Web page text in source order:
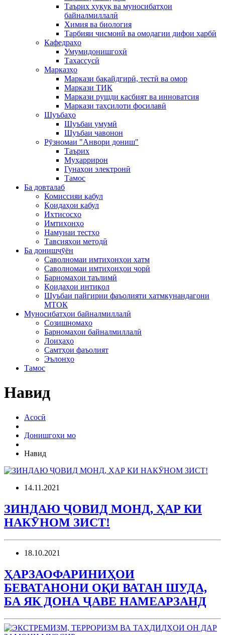
Таърих ҳуқуқ ва муносибатҳои
байналмиллалӣ
Химия ва биология
Тарбияи ҷисмонӣ ва омодагии дифои ҳарбӣ
Кафедраҳо
Умумидонишгоҳӣ
Тахассусӣ
Марказҳо
Маркази бақайдгирӣ, тестӣ ва омор
Маркази ТИК
Маркази рушди касбият ва инноватсия
Маркази таҳсилоти фосилавӣ
Шуъбаҳо
Шуъбаи умумӣ
Шуъбаи ҷавонон
Рӯзномаи "Анвори дониш"
Таърих
Муҳаррирон
Гунаҳои электронӣ
Тамос
Ба довталаб
Комиссияи қабул
Қоидаҳои қабул
Ихтисосҳо
Имтиҳонҳо
Намунаи тестҳо
Тавсияҳои методӣ
Ба донишҷӯён
Саволномаи имтиҳонҳои хатм
Саволномаи имтиҳонҳои ҷорӣ
Барномаҳои таълимӣ
Қоидаҳои интиқол
Шуъбаи пайгирии фаъолияти хатмкунандагони
МТОК
Муносибатҳои байналмиллалӣ
Созишномаҳо
Барномаҳои байналмиллалӣ
Лоиҳаҳо
Самтҳои фаъолият
Эълонҳо
Тамос
Навид
Асосӣ
Донишгоҳи мо
Навид
14.11.2021
ЗИНДАЮ ҶОВИД МОНД, ҲАР КИ
НАКӮНОМ ЗИСТ!
18.10.2021
ҲАРЗАОФАРИНИҲОИ
БЕВАТАНОНИ ОҚИ ВАТАН ШУДА,
БА ЯК ДОНА ҶАВЕ НАМЕАРЗАНД